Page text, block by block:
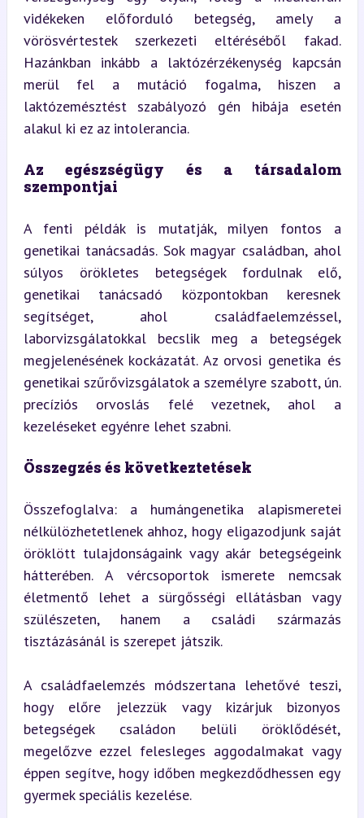
vidékeken előforduló betegség, amely a
vörösvértestek szerkezeti eltéréséből fakad.
Hazánkban inkább a laktózérzékenység kapcsán
merül fel a mutáció fogalma, hiszen a
laktózemésztést szabályozó gén hibája esetén
alakul ki ez az intolerancia.
Az egészségügy és a társadalom
szempontjai
A fenti példák is mutatják, milyen fontos a
genetikai tanácsadás. Sok magyar családban, ahol
súlyos örökletes betegségek fordulnak elő,
genetikai tanácsadó központokban keresnek
segítséget, ahol családfaelemzéssel,
laborvizsgálatokkal becslik meg a betegségek
megjelenésének kockázatát. Az orvosi genetika és
genetikai szűrővizsgálatok a személyre szabott, ún.
precíziós orvoslás felé vezetnek, ahol a
kezeléseket egyénre lehet szabni.
Összegzés és következtetések
Összefoglalva: a humángenetika alapismeretei
nélkülözhetetlenek ahhoz, hogy eligazodjunk saját
öröklött tulajdonságaink vagy akár betegségeink
hátterében. A vércsoportok ismerete nemcsak
életmentő lehet a sürgősségi ellátásban vagy
szülészeten, hanem a családi származás
tisztázásánál is szerepet játszik.
A családfaelemzés módszertana lehetővé teszi,
hogy előre jelezzük vagy kizárjuk bizonyos
betegségek családon belüli öröklődését,
megelőzve ezzel felesleges aggodalmakat vagy
éppen segítve, hogy időben megkezdődhessen egy
gyermek speciális kezelése.